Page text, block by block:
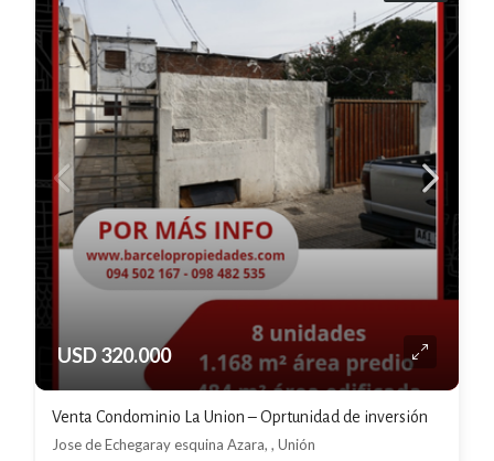
USD 320.000
Venta Condominio La Union – Oprtunidad de inversión
Jose de Echegaray esquina Azara, , Unión